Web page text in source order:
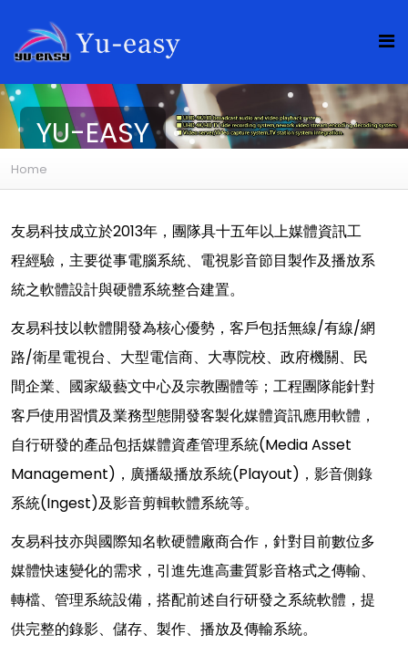
YU-EASY
Home
友易科技成立於2013年，團隊具十五年以上媒體資訊工
程經驗，主要從事電腦系統、電視影音節目製作及播放系
統之軟體設計與硬體系統整合建置。
友易科技以軟體開發為核心優勢，客戶包括無線/有線/網
路/衛星電視台、大型電信商、大專院校、政府機關、民
間企業、國家級藝文中心及宗教團體等；工程團隊能針對
客戶使用習慣及業務型態開發客製化媒體資訊應用軟體，
自行研發的產品包括媒體資產管理系統(Media Asset
Management)，廣播級播放系統(Playout)，影音側錄
系統(Ingest)及影音剪輯軟體系統等。
友易科技亦與國際知名軟硬體廠商合作，針對目前數位多
媒體快速變化的需求，引進先進高畫質影音格式之傳輸、
轉檔、管理系統設備，搭配前述自行研發之系統軟體，提
供完整的錄影、儲存、製作、播放及傳輸系統。